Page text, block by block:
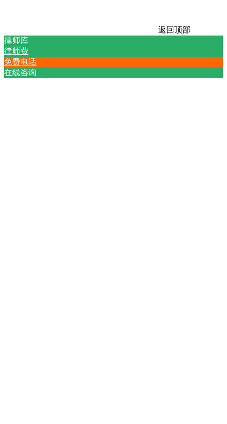
返回顶部
律师库
律师费
免费电话
在线咨询